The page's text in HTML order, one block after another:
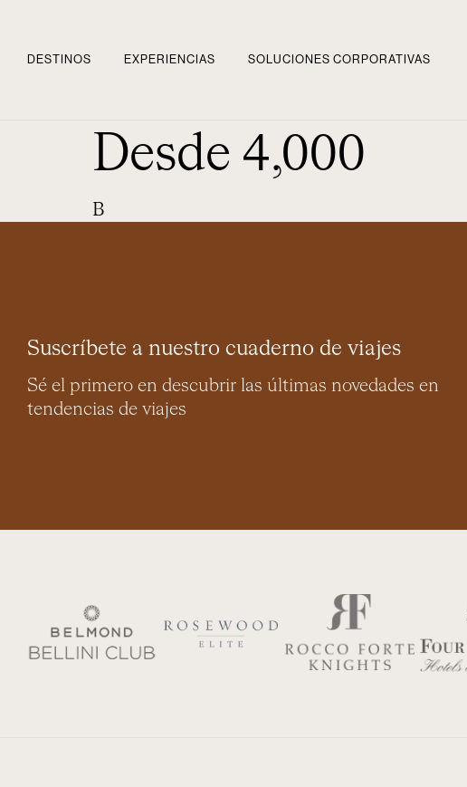
DESTINOS EXPERIENCIAS SOLUCIONES CORPORATIVAS
Desde 4,000
B
Suscríbete a nuestro cuaderno de viajes
Sé el primero en descubrir las últimas novedades en
tendencias de viajes